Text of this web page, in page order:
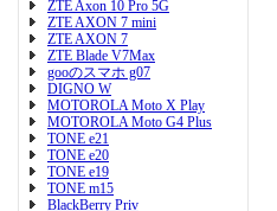
ZTE Axon 10 Pro 5G
ZTE AXON 7 mini
ZTE AXON 7
ZTE Blade V7Max
gooのスマホ g07
DIGNO W
MOTOROLA Moto X Play
MOTOROLA Moto G4 Plus
TONE e21
TONE e20
TONE e19
TONE m15
BlackBerry Priv